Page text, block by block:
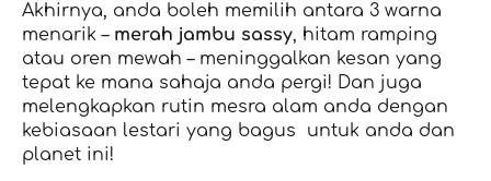
Akhirnya, anda boleh memilih antara 3 warna
menarik – merah jambu sassy, hitam ramping
atau oren mewah – meninggalkan kesan yang
tepat ke mana sahaja anda pergi! Dan juga
melengkapkan rutin mesra alam anda dengan
kebiasaan lestari yang bagus untuk anda dan
planet ini!